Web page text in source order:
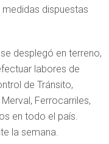
dispuestas
desplegó en terreno,
labores de
de Tránsito,
Ferrocarriles,
en todo el país.
la semana.